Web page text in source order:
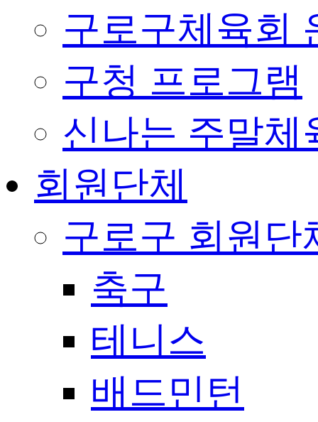
구로구체육회
구청 프로그램
신나는 주말체
회원단체
구로구 회원단
축구
테니스
배드민턴